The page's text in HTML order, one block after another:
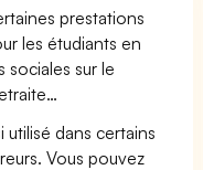
prestations
les étudiants en
sociales sur le
dans certains
Vous pouvez